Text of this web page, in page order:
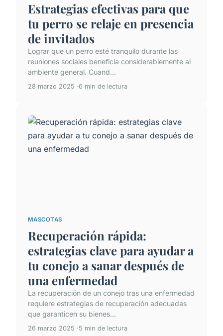
Estrategias efectivas para que
tu perro se relaje en presencia
de invitados
Lograr que un perro esté tranquilo durante las
reuniones sociales beneficia considerablemente al
ambiente general. Cuand...
28 marzo 2025 6 min de lectura
MASCOTAS
Recuperación rápida:
estrategias clave para ayudar a
tu conejo a sanar después de
una enfermedad
La recuperación de un conejo tras una enfermedad
requiere estrategias de recuperación adecuadas
que garanticen su bienes...
26 marzo 2025 5 min de lectura